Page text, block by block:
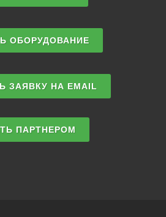
ОБОРУДОВАНИЕ
ЗАЯВКУ НА EMAIL
ПАРТНЕРОМ